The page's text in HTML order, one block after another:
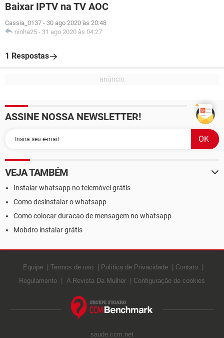
Baixar IPTV na TV AOC
Cassia_0137 - 30 ago 2020 às 20:48
ninha25 - 31 ago 2020 às 04:27
1 Respostas
ASSINE NOSSA NEWSLETTER!
VEJA TAMBÉM
Instalar whatsapp no telemóvel grátis
Como desinstalar o whatsapp
Como colocar duracao de mensagem no whatsapp
Mobdro instalar grátis
Equipe Termos de uso Política de Privacidade
Contato
Regulamento
A Revista Da Mulher Configuração de cookies
saude.ccm.net